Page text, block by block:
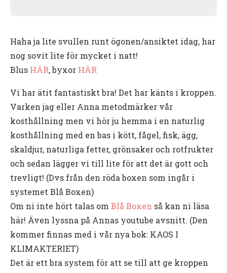
Haha ja lite svullen runt ögonen/ansiktet idag, har
nog sovit lite för mycket i natt!
Blus HÄR, byxor HÄR
Vi har ätit fantastiskt bra! Det har känts i kroppen.
Varken jag eller Anna metodmärker vår
kosthållning men vi hör ju hemma i en naturlig
kosthållning med en bas i kött, fågel, fisk, ägg,
skaldjur, naturliga fetter, grönsaker och rotfrukter
och sedan lägger vi till lite för att det är gott och
trevligt! (Dvs från den röda boxen som ingår i
systemet Blå Boxen)
Om ni inte hört talas om Blå Boxen så kan ni läsa
här! Även lyssna på Annas youtube avsnitt. (Den
kommer finnas med i vår nya bok: KAOS I
KLIMAKTERIET)
Det är ett bra system för att se till att ge kroppen